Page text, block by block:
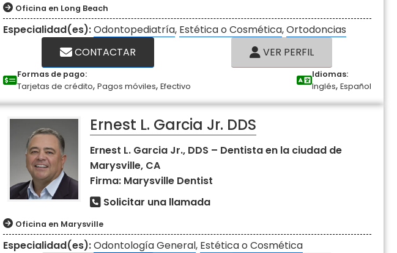
Oficina en Long Beach
Especialidad(es):Odontopediatría, Estética o Cosmética,Ortodoncias
CONTACTAR
VER PERFIL
Formas de pago:
Tarjetas de crédito, Pagos móviles, Efectivo
Idiomas:
Inglés, Español
Ernest L. Garcia Jr. DDS
Ernest L. Garcia Jr., DDS – Dentista en la ciudad de
Marysville, CA
Firma: Marysville Dentist
Solicitar una llamada
Oficina en Marysville
Especialidad(es):Odontología General, Estética o Cosmética